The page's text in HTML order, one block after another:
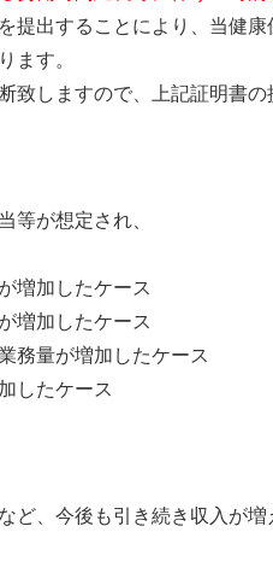
提出することにより、当健康
す。
しますので、上記証明書
が想定され、
増加したケース
増加したケース
務量が増加したケース
したケース
、今後も引き続き収入が